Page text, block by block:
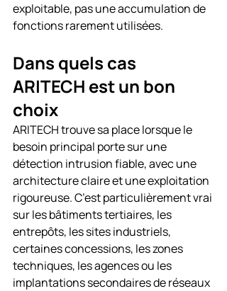
exploitable, pas une accumulation de
fonctions rarement utilisées.
Dans quels cas
ARITECH est un bon
choix
ARITECH trouve sa place lorsque le
besoin principal porte sur une
détection intrusion fiable, avec une
architecture claire et une exploitation
rigoureuse. C’est particulièrement vrai
sur les bâtiments tertiaires, les
entrepôts, les sites industriels,
certaines concessions, les zones
techniques, les agences ou les
implantations secondaires de réseaux